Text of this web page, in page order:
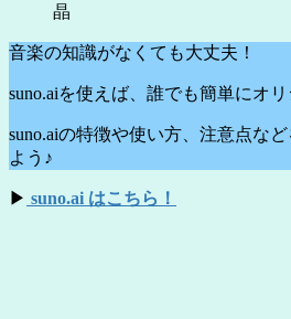
晶
音楽の知識がなくても大丈夫！
suno.aiを使えば、誰でも簡単にオ
suno.aiの特徴や使い方、注意点な
よう♪
▶ suno.ai はこちら！